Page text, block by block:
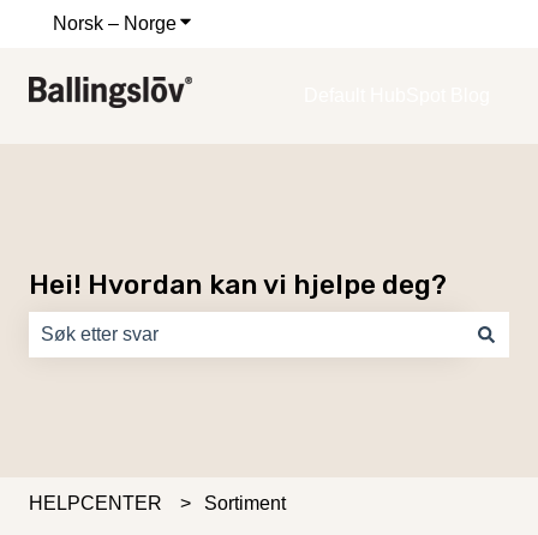
Norsk – NorgeVis undermeny for oversettelser
Hei! Hvordan kan vi hjelpe deg?
HELPCENTER Sortiment